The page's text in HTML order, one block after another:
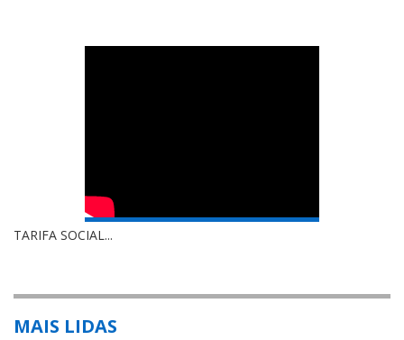
TARIFA SOCIAL...
MAIS LIDAS